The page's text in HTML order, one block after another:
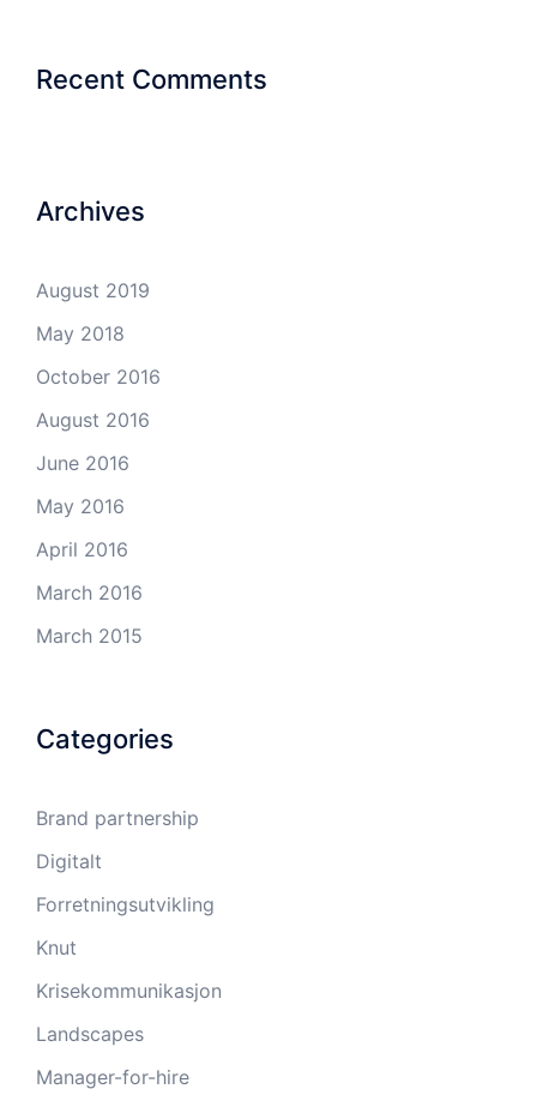
Recent Comments
Archives
August 2019
May 2018
October 2016
August 2016
June 2016
May 2016
April 2016
March 2016
March 2015
Categories
Brand partnership
Digitalt
Forretningsutvikling
Knut
Krisekommunikasjon
Landscapes
Manager-for-hire